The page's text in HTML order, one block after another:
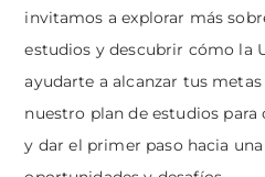
invitamos a explorar más
estudios y descubrir cómo la
ayudarte a alcanzar tus
nuestro plan de estudios para
y dar el primer paso hacia